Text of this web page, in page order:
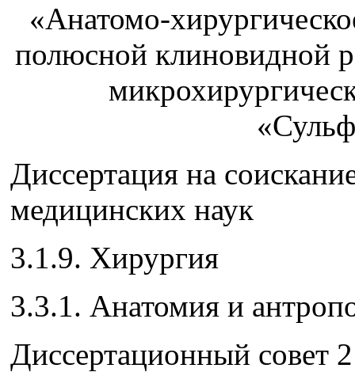
«Анатомо-
полюсной клиновидной
Диссертация на
медицинских наук
3.1.9. Хирургия
3.3.1. Анатомия и
Диссертационный совет